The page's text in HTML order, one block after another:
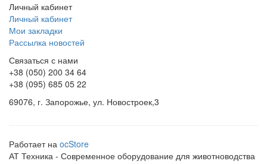
Личный кабинет
Личный кабинет
Мои закладки
Рассылка новостей
Связаться с нами
+38 (050) 200 34 64
+38 (095) 685 05 22
69076, г. Запорожье, ул. Новостроек,3
Работает на ocStore
АТ Техника - Современное оборудование для животноводства